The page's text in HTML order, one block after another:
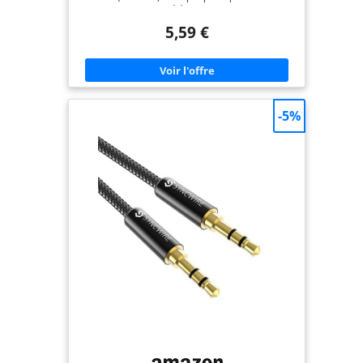
(Line-In) tels que les téléphones et les voitures, les
et les barres de son, les lecteurs MP3 et les haut-
connecter deux appareils avec un câble jack
3.5mm mâle vers mâle. 【Qualité Sonore
étonnante】La gaine en cuivre de ce câble prise
pertes de signal. Le conducteur en cuivre argenté
combiné à un blindage robuste à 3 couches
garantit une expérience audio sans perte, sans
bruit et de haute qualité. 【Flexible & Durabilité】
Ce câble jack auxiliaire est constitué d'une gaine
en nylon tressé doux et d'un boîtier en cuivre pur
pour une fiabilité et une durabilité maximales. Il
survit à une durée de vie de flexion de plus de 15
000 et est conçu pour être inséré et retiré plus de
10 000 fois sans problème de courbure, de
rupture ou d'enchevêtrement. 【Compatibilité
Universelle】Notre câble jack vers jack convient
aux périphériques avec des prises Aux standard
Compatibles avec
autoradios,écouteurs,téléviseurs,haut-
parleurs,amplificateurs, enceintes,barres de
5,59 €
-5%